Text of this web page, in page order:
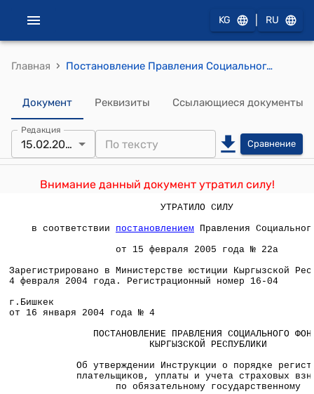
KG RU
Главная › Постановление Правления Социального фонда КР от 16 января 2004 года №4 "Об утверждении Инструкции о порядке регистрации плательщиков, уплаты и учета страховых взносов по обязательному государственному социальному страхованию "
Документ Реквизиты Ссылающиеся документы
Редакция
15.02.2005 Сравнение
Внимание данный документ утратил силу!